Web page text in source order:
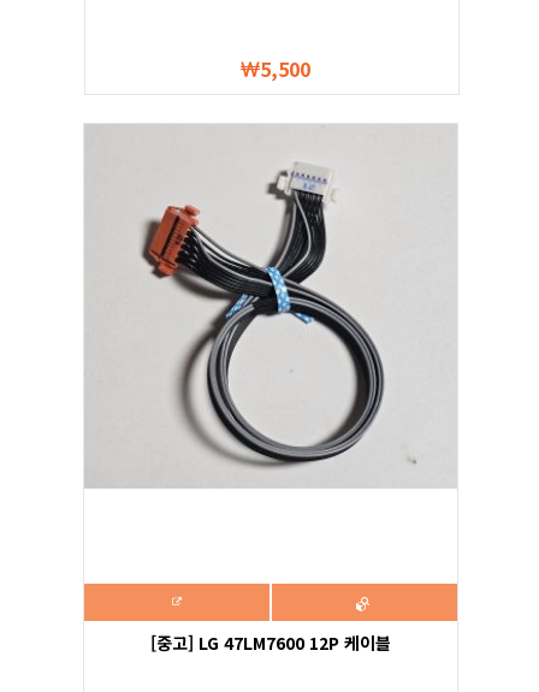
5,500
[중고] LG 47LM7600 12P 케이블